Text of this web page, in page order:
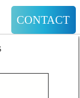
CONTACT